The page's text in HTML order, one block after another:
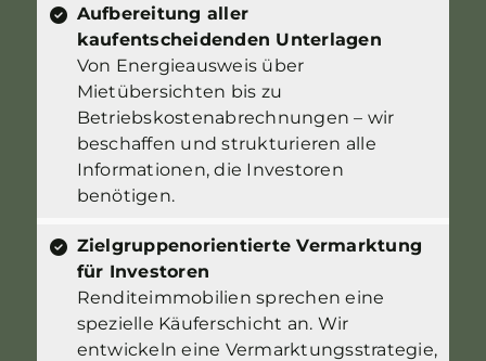
Aufbereitung aller
kaufentscheidenden Unterlagen
Von Energieausweis über
Mietübersichten bis zu
Betriebskostenabrechnungen – wir
beschaffen und strukturieren alle
Informationen, die Investoren
benötigen.
Zielgruppenorientierte Vermarktung
für Investoren
Renditeimmobilien sprechen eine
spezielle Käuferschicht an. Wir
entwickeln eine Vermarktungsstrategie,